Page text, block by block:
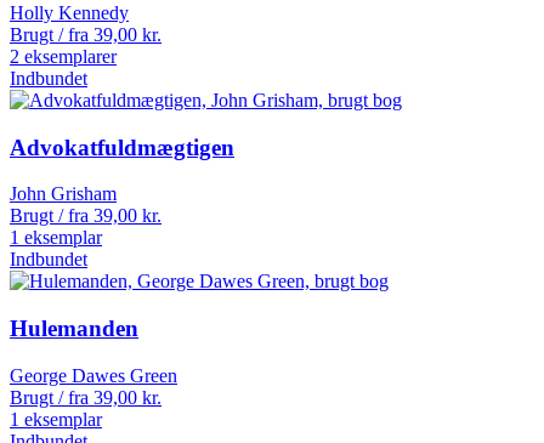
Holly Kennedy
Brugt / fra 39,00 kr.
2 eksemplarer
Indbundet
Advokatfuldmægtigen
John Grisham
Brugt / fra 39,00 kr.
1 eksemplar
Indbundet
Hulemanden
George Dawes Green
Brugt / fra 39,00 kr.
1 eksemplar